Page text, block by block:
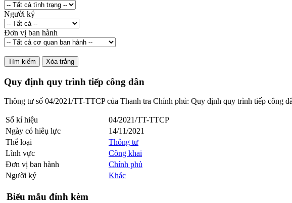
Người ký
Đơn vị ban hành
Quy định quy trình tiếp công dân
Thông tư số 04/2021/TT-TTCP của Thanh tra Chính phủ: Quy định quy trình tiếp công
Số kí hiệu
04/2021/TT-TTCP
Ngày có hiêụ lực
14/11/2021
Thể loại
Thông tư
Lĩnh vực
Công khai
Đơn vị ban hành
Chính phủ
Người ký
Khác
Biểu mẫu đính kèm